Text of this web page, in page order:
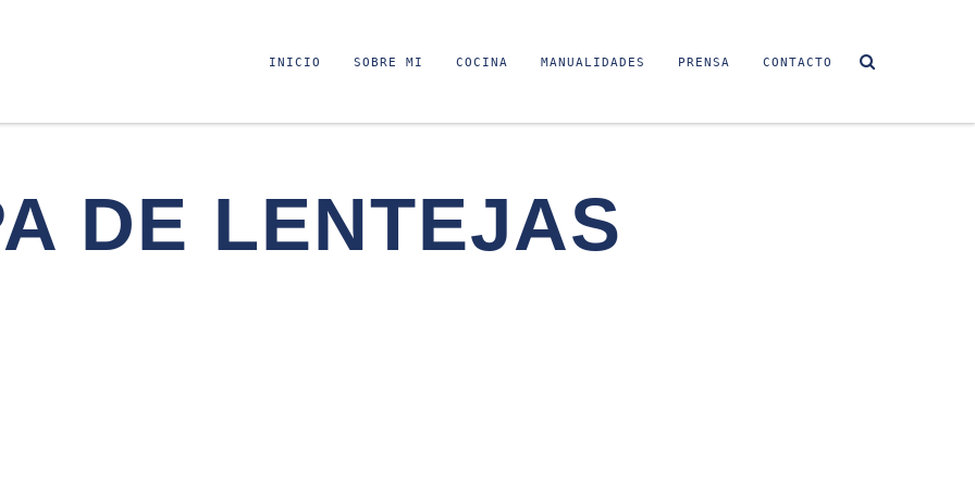
INICIO SOBRE MI COCINA MANUALIDADES PRENSA CONTACTO
DE LENTEJAS